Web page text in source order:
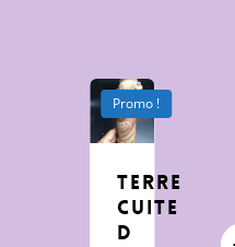
Promo !
terre
cuite
d